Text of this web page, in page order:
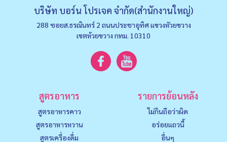
บริษัท บอร์น โปรเจค จำกัด(สำนักงานใหญ่)
288 ซอยส.ธรณินทร์ 2 ถนนประชาอุทิศ แขวงหัวยขวาง
เขตห้วยขวาง กทม. 10310
สูตรอาหาร
สูตรอาหารคาว
สูตรอาหารหวาน
สูตรเครื่องดื่ม
รายการย้อนหลัง
ไม่กินถือว่าผิด
อร่อยแถวนี้
อื่นๆ